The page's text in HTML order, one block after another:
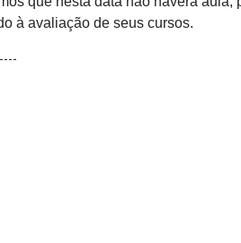
à avaliação de seus cursos.